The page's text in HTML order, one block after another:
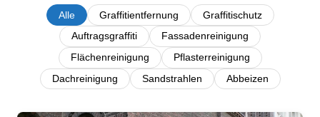
Alle Graffitientfernung
Graffitischutz
Auftragsgraffiti
Fassadenreinigung
Flächenreinigung
Pflasterreinigung
Dachreinigung
Sandstrahlen Abbeizen